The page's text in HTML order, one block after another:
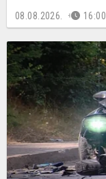
08.08.2026. 16:00